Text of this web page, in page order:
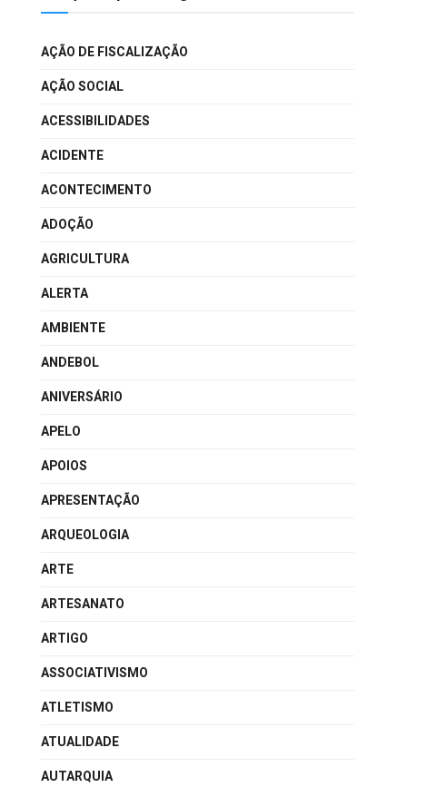
AÇÃO DE FISCALIZAÇÃO
AÇÃO SOCIAL
ACESSIBILIDADES
ACIDENTE
ACONTECIMENTO
ADOÇÃO
AGRICULTURA
ALERTA
AMBIENTE
ANDEBOL
ANIVERSÁRIO
APELO
APOIOS
APRESENTAÇÃO
ARQUEOLOGIA
ARTE
ARTESANATO
ARTIGO
ASSOCIATIVISMO
ATLETISMO
ATUALIDADE
AUTARQUIA